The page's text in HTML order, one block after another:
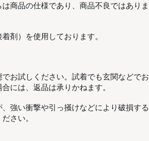
商品の仕様であり、商品不良ではありま
剤）を使用しております。
お試しください。試着でも玄関などでお
には、返品は承りかねます。
強い衝撃や引っ掻けなどにより破損する
さい。